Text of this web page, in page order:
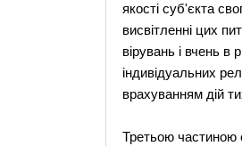
якості суб'єкта
висвітленні цих
вірувань і вчень в
індивідуальних
врахуванням дій
Третьою частиною